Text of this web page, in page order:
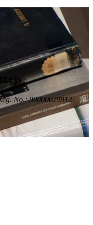
No.: 90000029912